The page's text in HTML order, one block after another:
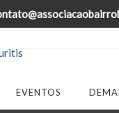
EVENTOS